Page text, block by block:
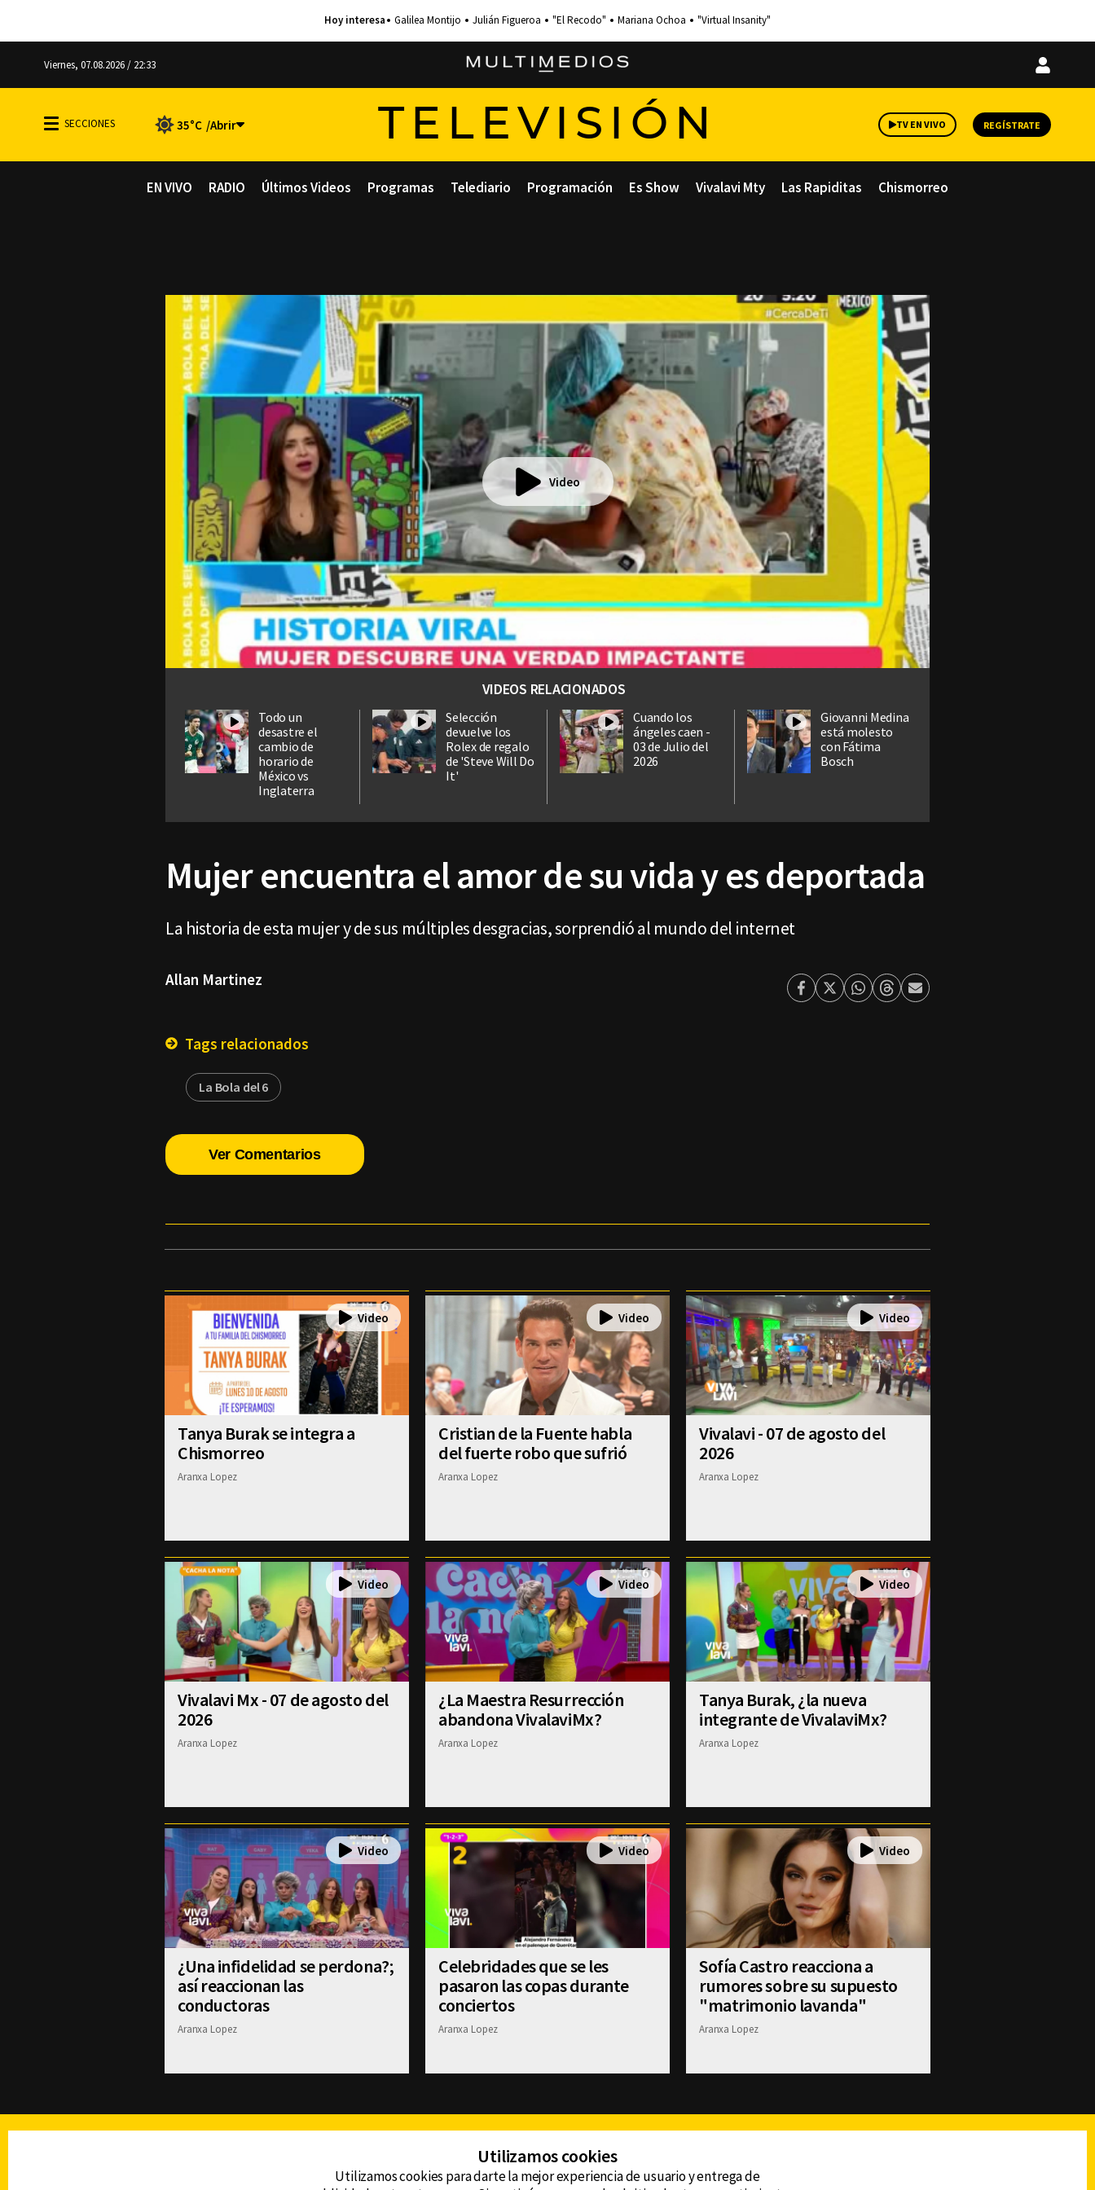
Galilea Montijo Julián Figueroa "El Recodo" Mariana Ochoa "Virtual Insanity"
Viernes, 07.08.2026 / 22:33
Iniciar
35°C TELEVISIÓN TV EN VIVO REGÍSTRATE
EN VIVO RADIO Últimos Videos Programas Telediario Programación Es Show Vivalavi Mty Las Rapiditas Chismorreo
Video
VIDEOS RELACIONADOS
Todo un
desastre el
cambio de
horario de
México vs
Inglaterra
Selección
devuelve los
Rolex de regalo
de 'Steve Will Do
It'
Cuando los
ángeles caen -
03 de Julio del
2026
Giovanni Medina
está molesto
con Fátima
Bosch
Mujer encuentra el amor de su vida y es deportada
La historia de esta mujer y de sus múltiples desgracias, sorprendió al mundo del internet
Allan Martinez
Facebook
TwitterWhatsapp
ThreadsEnviar
Tags relacionados
La Bola del 6
Ver Comentarios
Tanya Burak se integra a
Chismorreo
Aranxa Lopez
Cristian de la Fuente habla
del fuerte robo que sufrió
Aranxa Lopez
Vivalavi - 07 de agosto del
2026
Aranxa Lopez
Vivalavi Mx - 07 de agosto del
2026
Aranxa Lopez
¿La Maestra Resurrección
abandona VivalaviMx?
Aranxa Lopez
Tanya Burak, ¿la nueva
integrante de VivalaviMx?
Aranxa Lopez
¿Una infidelidad se perdona?;
así reaccionan las
conductoras
Aranxa Lopez
Celebridades que se les
pasaron las copas durante
conciertos
Aranxa Lopez
Sofía Castro reacciona a
rumores sobre su supuesto
"matrimonio lavanda"
Aranxa Lopez
Utilizamos cookies
Utilizamos cookies para darte la mejor experiencia de usuario y entrega de